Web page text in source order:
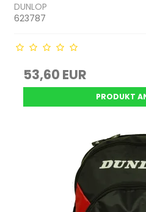
DUNLOP
623787
53,60 EUR
PRODUKT